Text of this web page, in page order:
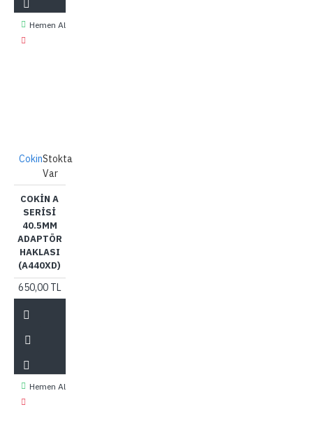
Hemen Al
CokinStokta
Var
COKIN A
SERISI
40.5MM
ADAPTÖR
HAKLASI
(A440XD)
650,00 TL
Hemen Al